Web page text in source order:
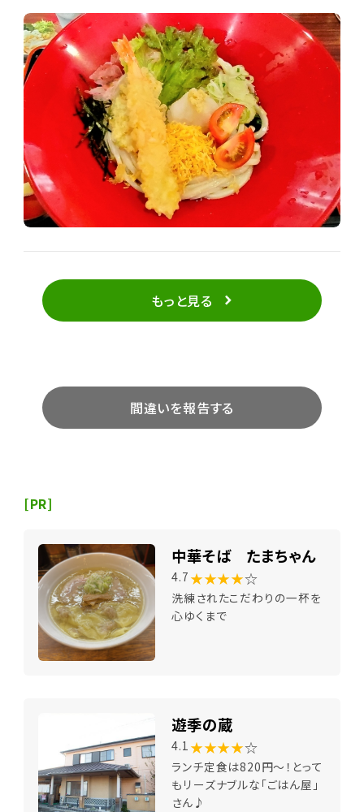
1,210円。 海老天のほかに小さなかぼちゃの天ぷらや
錦糸玉子、きざみ海苔、ネギなどがのっています。 大根
おろしや生姜を冷たいうどんにからめておいしくいただ
きました。 暑い季節にはおすすめですね。ミニ丼を付け
たセットもありました。
もっと見る
間違いを報告する
[PR]
中華そば たまちゃん
4.7 ★★★★☆
洗練されたこだわりの一杯を
心ゆくまで
遊季の蔵
4.1 ★★★★☆
ランチ定食は820円～！とって
もリーズナブルな「ごはん屋」
さん♪